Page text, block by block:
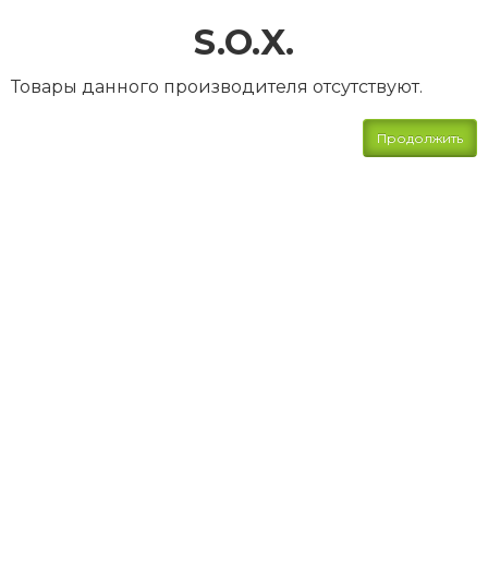
S.O.X.
Товары данного производителя отсутствуют.
Продолжить